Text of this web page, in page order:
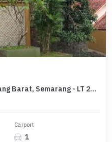
Jual Rumah Nyaman di Semarang Barat, Semarang - LT 241m²
Carport
1